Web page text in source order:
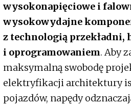
wysokonapięciowe i
wysokowydajne
z technologią przekładni,
i oprogramowaniem. Aby
maksymalną swobodę
elektryfikacji architektury
pojazdów, napędy